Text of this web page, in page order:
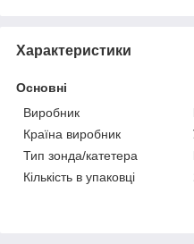
Характеристики
Основні
Виробник
Країна виробник
Тип зонда/катетера
Кількість в упаковці